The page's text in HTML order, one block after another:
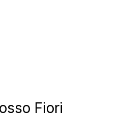
Fiori